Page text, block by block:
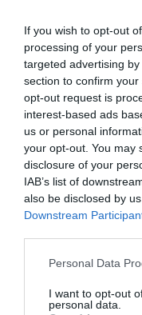
If you wish to opt-out
processing of your
targeted advertising
section to confirm
opt-out request is
interest-based ads
us or personal
your opt-out. You may
disclosure of your
IAB’s list of
also be disclosed by
Downstream
Please note that this
not limited to your visit
grant or deny consent
Personal Data
I want to opt-out
personal data.
TAGS: #KAIROS
ΕΜΥ
ΕΥΒΟΙΑ
Κρίση στο κόμμα
Δύο ακόμη
καταγγέλλοντας
σύστημα
07.08.2026 | 16:00
Εικόνες ντροπής
ασυνείδητους στην
βρουν